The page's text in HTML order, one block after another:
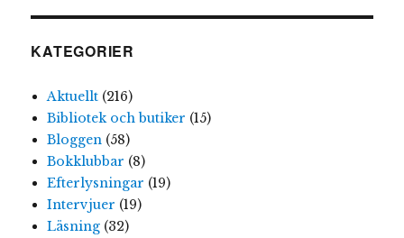
KATEGORIER
Aktuellt(216)
Bibliotek och butiker (15)
Bloggen(58)
Bokklubbar (8)
Efterlysningar (19)
Intervjuer (19)
Läsning(32)